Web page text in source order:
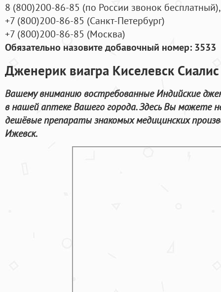
8 (800)200-86-85 (по России звонок бесплатный),
+7 (800)200-86-85 (Санкт-Петербург)
+7 (800)200-86-85 (Москва)
Обязательно назовите добавочный номер: 3533
Дженерик виагра Киселевск
Вашему вниманию востребованные Индийские
в нашей аптеке Вашего города. Здесь Вы можете
дешёвые препараты знакомых медицинских
Ижевск.